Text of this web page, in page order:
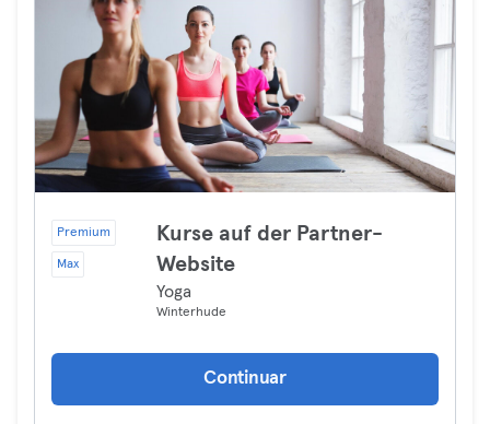
Premium
Max
Kurse auf der Partner-
Website
Yoga
Winterhude
Continuar